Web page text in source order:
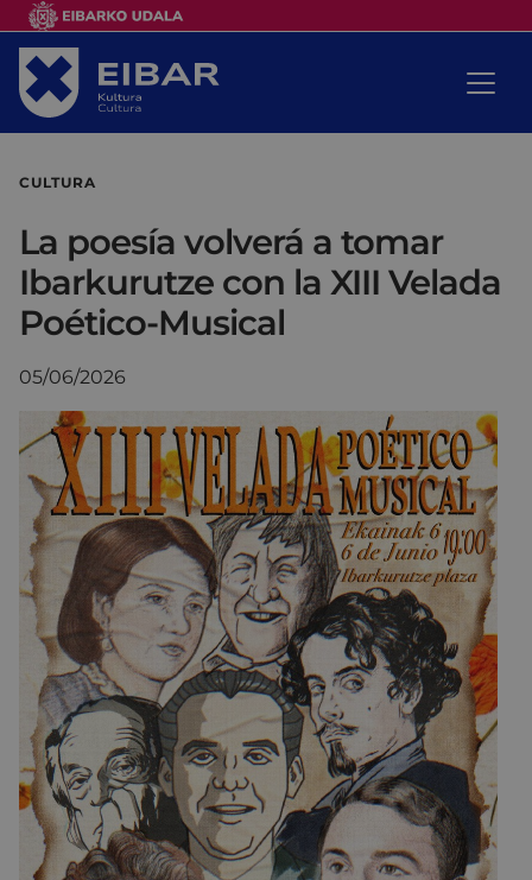
CULTURA
La poesía volverá a tomar
Ibarkurutze con la XIII Velada
Poético-Musical
05/06/2026